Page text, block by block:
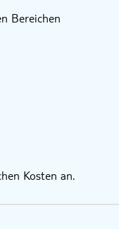
Bereichen
Kosten an.